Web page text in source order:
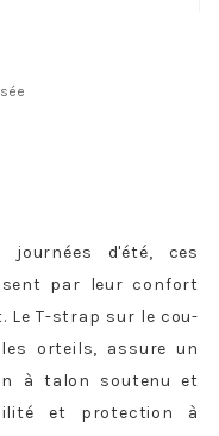
journées d'été, ces
par leur confort
Le T-strap sur le cou-
orteils, assure un
à talon soutenu et
et protection à